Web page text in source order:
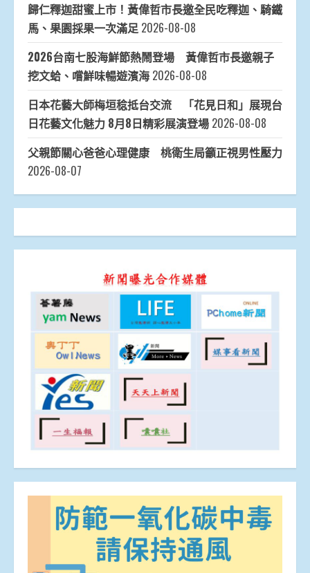
歸仁釋迦甜蜜上市！黃偉哲市長邀全民吃釋迦、騎鐵
馬、果園採果一次滿足 2026-08-08
2026台南七股海鮮節熱鬧登場 黃偉哲市長邀親子
挖文蛤、嚐鮮味暢遊濱海 2026-08-08
日本花藝大師梅垣稔抵台交流 「花見日和」展現台
日花藝文化魅力 8月8日精彩展演登場 2026-08-08
父親節關心爸爸心理健康 桃衛生局籲正視男性壓力
2026-08-07